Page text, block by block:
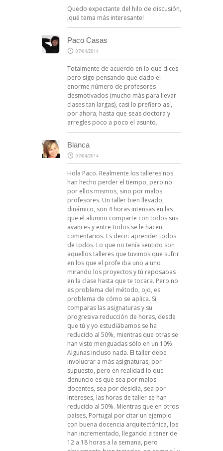
Quedo expectante del hilo de discusión,
¡qué tema más interesante!
Paco Casas
07/04/2014
Totalmente de acuerdo en lo que dices
pero sigo pensando que dado el
enorme número de profesores
desmotivados (mucho más para llevar
clases tan largas), casi lo prefiero así,
por ahora, hasta que seas doctora y
arregles poco a poco el asunto.
Blanca
07/04/2014
Hola Paco. Realmente los talleres nos
han hecho perder el tiempo, pero no
por ellos mismos, sino por malos
profesores. Un taller bien llevado,
dinámico, son 4 horas intensas en las
que el alumno comparte con todos sus
avances y entre todos se le hacen
comentarios. Es decir: aprender todos
de todos. Lo que no tenía sentido son
aquellos talleres que tuvimos que sufrir
en los que el profe iba uno a uno
mirando los proyectos y tú reposabas
en la clase hasta que te tocara. Pero no
es problema del método, ojo, es
problema de cómo se aplica. Si
comparas las asignaturas y su
progresiva reducción de horas, desde
que tú y yo estudiábamos se ha
reducido al 50%, mientras que otras se
han visto menguadas sólo en un 10%.
Algunas incluso nada. El taller debe
involucrar a más asignaturas, por
supuesto, pero en realidad lo que
denuncio es que sea por malos
docentes, sea por desidia, sea por
intereses, las horas de taller se han
reducido al 50%. Mientras que en otros
países, Portugal por citar un ejemplo
con buena docencia arquitectónica, los
han incrementado, llegando a tener de
12 a 18 horas a la semana, pero